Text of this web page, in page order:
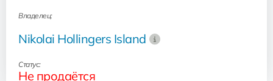
Владелец:
Nikolai Hollingers Island
Статус:
Не продаётся